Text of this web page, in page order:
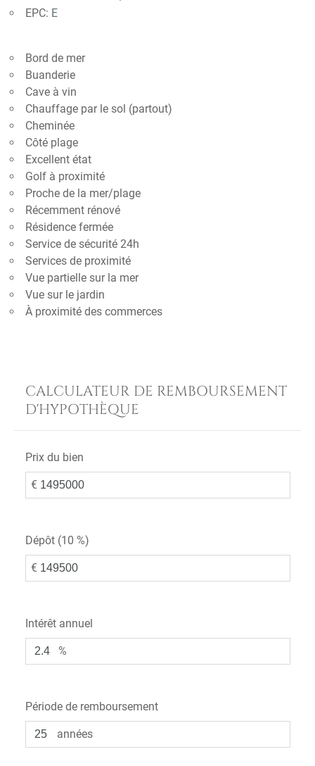
EPC: E
Bord de mer
Buanderie
Cave à vin
Chauffage par le sol (partout)
Cheminée
Côté plage
Excellent état
Golf à proximité
Proche de la mer/plage
Récemment rénové
Résidence fermée
Service de sécurité 24h
Services de proximité
Vue partielle sur la mer
Vue sur le jardin
À proximité des commerces
CALCULATEUR DE REMBOURSEMENT
D'HYPOTHÈQUE
Prix du bien
€
Dépôt (10 %)
€
Intérêt annuel
%
Période de remboursement
années